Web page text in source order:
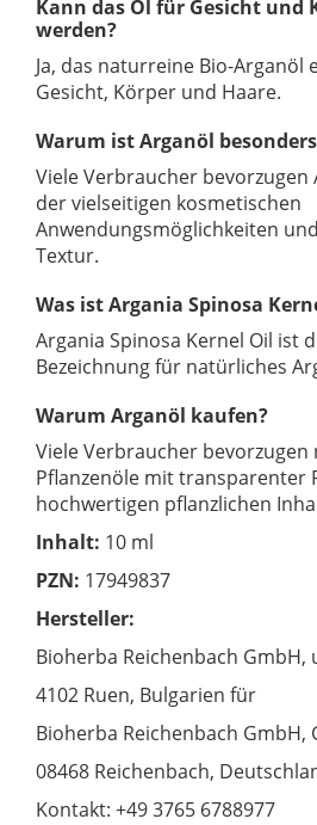
Kann das Öl für Gesicht und
werden?
Ja, das naturreine Bio-Arganöl
Gesicht, Körper und Haare.
Warum ist Arganöl
Viele Verbraucher
der vielseitigen kosmetischen
Anwendungsmöglichkeiten
Textur.
Was ist Argania Spinosa
Argania Spinosa Kernel Oil ist
Bezeichnung für natürliches
Warum Arganöl kaufen?
Viele Verbraucher
Pflanzenöle mit transparenter
hochwertigen pflanzlichen
Inhalt: 10 ml
PZN: 17949837
Hersteller:
Bioherba Reichenbach GmbH,
4102 Ruen, Bulgarien für
Bioherba Reichenbach GmbH,
08468 Reichenbach,
Kontakt: +49 3765 6788977